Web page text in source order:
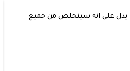
يدل على انه سيتخلص من جميع